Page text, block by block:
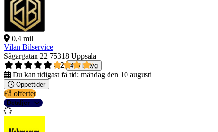
0,4 mil
Vilan Bilservice
Sågargatan 22 75318 Uppsala
4,2
459 betyg
Du kan tidigast få tid: måndag den 10 augusti
Öppettider
Få offerter
Detaljer